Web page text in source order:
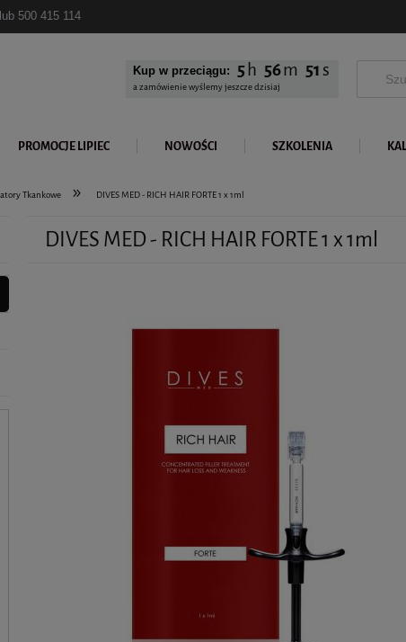
lub 500 415 114
Kup w przeciągu: 5 56 49
a zamówienie wyślemy jeszcze dzisiaj
PROMOCJE LIPIEC NOWOŚCI SZKOLENIA
Tkankowe » DIVES MED - RICH HAIR FORTE 1 x 1ml
DIVES MED - RICH HAIR FORTE 1 x 1ml